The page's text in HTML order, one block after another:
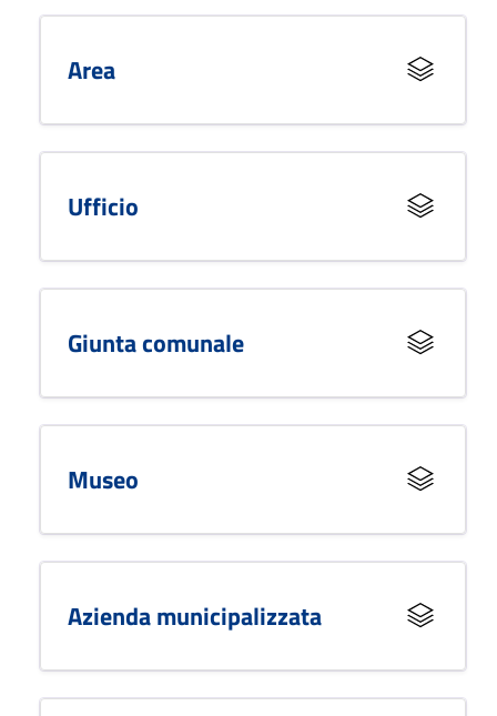
Area
Ufficio
Giunta comunale
Museo
Azienda municipalizzata